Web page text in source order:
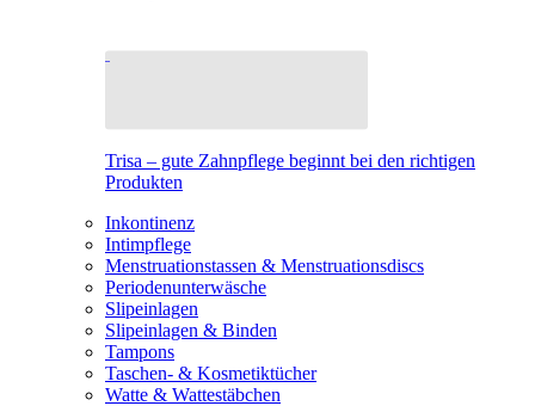
Trisa – gute Zahnpflege beginnt bei den richtigen
Produkten
Inkontinenz
Intimpflege
Menstruationstassen & Menstruationsdiscs
Periodenunterwäsche
Slipeinlagen
Slipeinlagen & Binden
Tampons
Taschen- & Kosmetiktücher
Watte & Wattestäbchen